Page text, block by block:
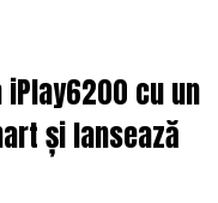
cu un
și lansează